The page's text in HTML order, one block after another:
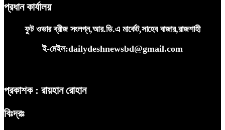
প্রধান কার্যালয়
ফুট ওভার ব্রীজ সংলগ্ন,আর.ডি.এ মার্কেট,সাহেব বাজার,রাজশাহী
ই-মেইল:dailydeshnewsbd@gmail.com
প্রকাশক : রায়হান রোহান
বিঃদ্রঃ